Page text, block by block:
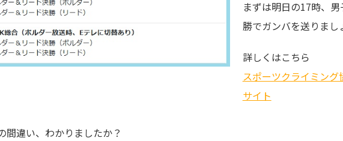
まずは明日の17時、
勝でガンバを送りま
詳しくはこちら
スポーツクライミング
サイト
違い、わかりましたか？